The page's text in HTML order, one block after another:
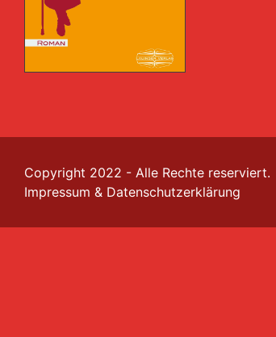
Copyright 2022 - Alle Rechte reserviert.
Impressum & Datenschutzerklärung